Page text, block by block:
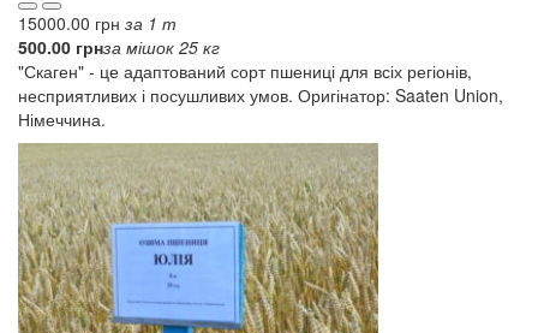
15000.00 грн за 1 т
500.00 грнза мішок 25 кг
"Скаген" - це адаптований сорт пшениці для всіх регіонів,
несприятливих і посушливих умов. Оригінатор: Saaten Union,
Німеччина.